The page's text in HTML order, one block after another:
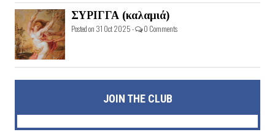
ΣΥΡΙΓΓΑ (καλαμιά)
Posted on 31 Oct 2025 - 0 Comments
JOIN THE CLUB